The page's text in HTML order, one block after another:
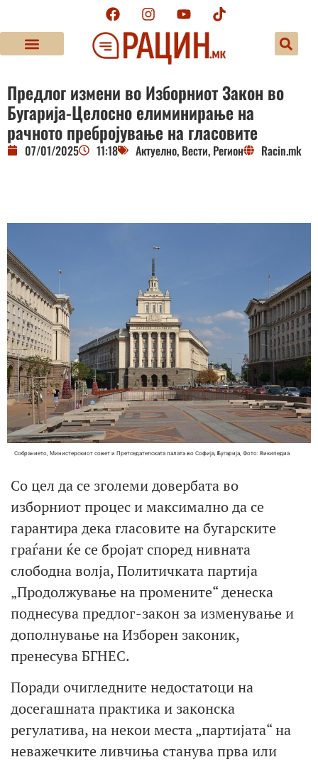
Предлог измени во Изборниот Закон во
Бугарија-Целосно елиминирање на
рачното пребројување на гласовите
07/01/2025 11:18 Актуелно, Вести, Регион Racin.mk
Собранието, Министерскиот совет и Претседателската палата во Софија, Бугарија, Фото: Википедиа
Со цел да се зголеми довербата во
изборниот процес и максимално да се
гарантира дека гласовите на бугарските
граѓани ќе се бројат според нивната
слободна волја, Политичката партија
„Продолжување на промените“ денеска
поднесува предлог-закон за изменување и
дополнување на Изборен законик,
пренесува БГНЕС.
Поради очигледните недостатоци на
досегашната практика и законска
регулатива, на некои места „партијата“ на
неважечките ливчиња станува прва или